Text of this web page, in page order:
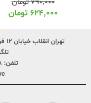
۷۹۰,۰۰۰تومان
۶۲۴,۰۰۰ تومان
تهران انقلاب خیابان ۱۲ فروردین پایین تر از وحید نظری پلاک ۲۴۹
تلفن: